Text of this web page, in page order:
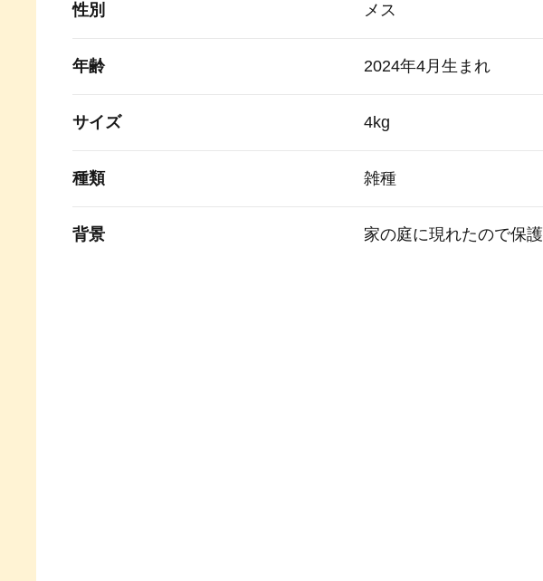
性別 メス
年齢 2024年4月生まれ
サイズ 4kg
種類 雑種
背景 家の庭に現れたので保護